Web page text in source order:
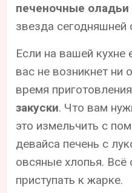
печеночные оладьи
звезда сегодняшней
Если на вашей кухне
вас не возникнет
время
закуски. Что вам
это измельчить с
девайса печень с
овсяные хлопья.
приступать к жарке.